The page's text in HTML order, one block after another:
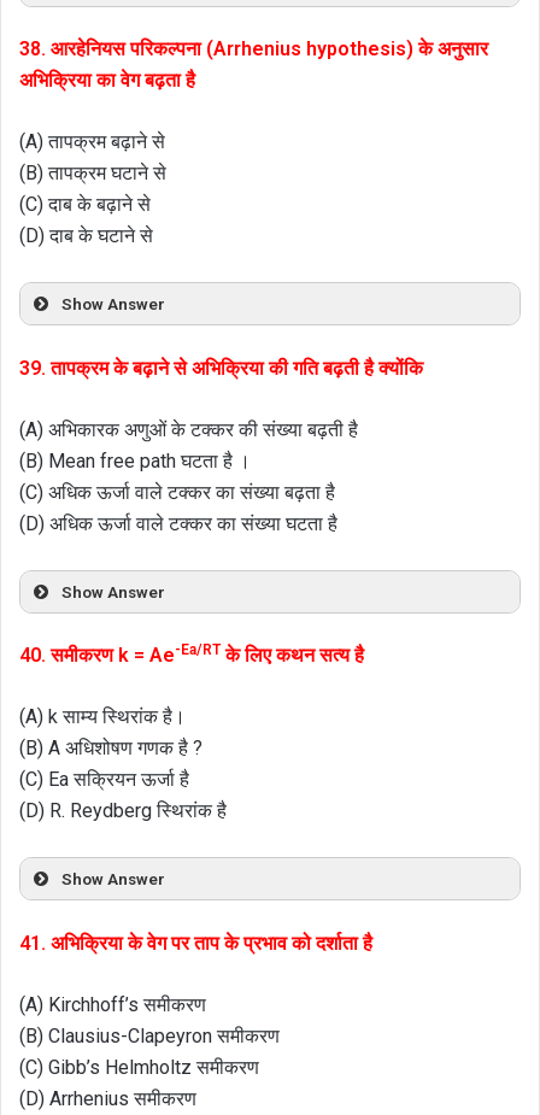
38. आरहेनियस परिकल्पना (Arrhenius hypothesis) के अनुसार
अभिक्रिया का वेग बढ़ता है
(A) तापक्रम बढ़ाने से
(B) तापक्रम घटाने से
(C) दाब के बढ़ाने से
(D) दाब के घटाने से
Show Answer
39. तापक्रम के बढ़ाने से अभिक्रिया की गति बढ़ती है क्योंकि
(A) अभिकारक अणुओं के टक्कर की संख्या बढ़ती है
(B) Mean free path घटता है ।
(C) अधिक ऊर्जा वाले टक्कर का संख्या बढ़ता है
(D) अधिक ऊर्जा वाले टक्कर का संख्या घटता है
Show Answer
40. समीकरण k = Ae-Ea/RT के लिए कथन सत्य है
(A) k साम्य स्थिरांक है।
(B) A अधिशोषण गणक है ?
(C) Ea सक्रियन ऊर्जा है
(D) R. Reydberg स्थिरांक है
Show Answer
41. अभिक्रिया के वेग पर ताप के प्रभाव को दर्शाता है
(A) Kirchhoff’s समीकरण
(B) Clausius-Clapeyron समीकरण
(C) Gibb’s Helmholtz समीकरण
(D) Arrhenius समीकरण